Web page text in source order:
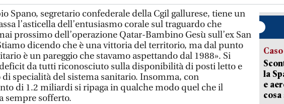
Spano, segretario confederale della Cgil gallurese, tiene un
l’asticella dell’entusiasmo corale sul traguardo che
prossimo dell’operazione Qatar-Bambino Gesù sull’ex San
dicendo che è una vittoria del territorio, ma dal punto
è un pareggio che stavamo aspettando dal 1988». Si
da tutti riconosciuto sulla disponibilità di posti letto e
specialità del sistema sanitario. Insomma, con
di 1.2 miliardi si ripaga in qualche modo quel che il
sempre sofferto.
la
e
cosa